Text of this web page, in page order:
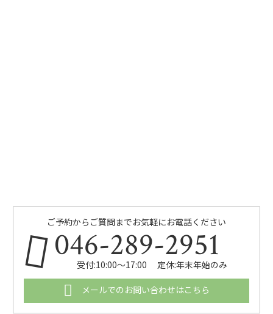
ご予約からご質問までお気軽にお電話ください
046-289-2951
受付:10:00～17:00 定休:年末年始のみ
メールでのお問い合わせはこちら